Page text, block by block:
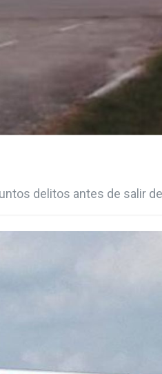
delitos antes de salir